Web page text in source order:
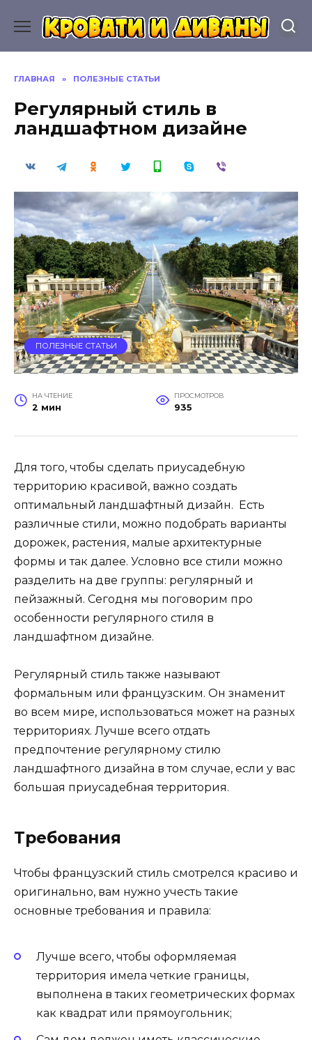
содержанию
ГЛАВНАЯ » ПОЛЕЗНЫЕ СТАТЬИ
Регулярный стиль в
ландшафтном дизайне
ПОЛЕЗНЫЕ СТАТЬИ
НА ЧТЕНИЕ
2 мин
ПРОСМОТРОВ
935
Для того, чтобы сделать приусадебную
территорию красивой, важно создать
оптимальный ландшафтный дизайн. Есть
различные стили, можно подобрать варианты
дорожек, растения, малые архитектурные
формы и так далее. Условно все стили можно
разделить на две группы: регулярный и
пейзажный. Сегодня мы поговорим про
особенности регулярного стиля в
ландшафтном дизайне.
Регулярный стиль также называют
формальным или французским. Он знаменит
во всем мире, использоваться может на разных
территориях. Лучше всего отдать
предпочтение регулярному стилю
ландшафтного дизайна в том случае, если у вас
большая приусадебная территория.
Требования
Чтобы французский стиль смотрелся красиво и
оригинально, вам нужно учесть такие
основные требования и правила:
Лучше всего, чтобы оформляемая
территория имела четкие границы,
выполнена в таких геометрических формах
как квадрат или прямоугольник;